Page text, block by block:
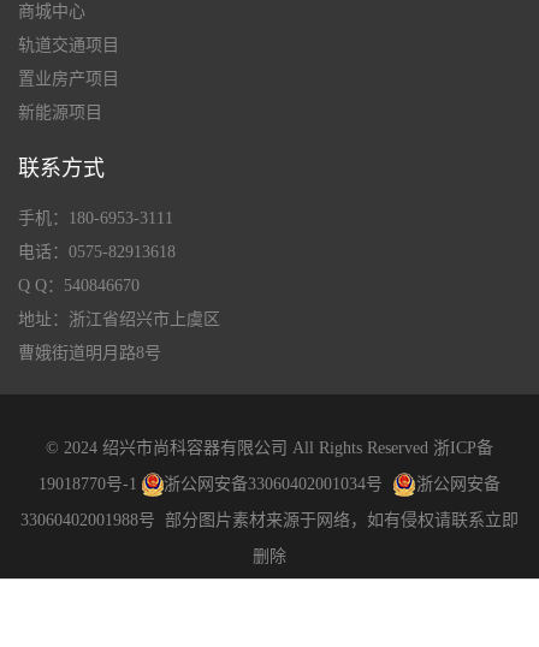
商城中心
轨道交通项目
置业房产项目
新能源项目
联系方式
手机：180-6953-3111
电话：0575-82913618
Q Q：540846670
地址：浙江省绍兴市上虞区
曹娥街道明月路8号
© 2024 绍兴市尚科容器有限公司 All Rights Reserved 浙ICP备
19018770号-1
浙公网安备33060402001034号
浙公网安备
33060402001988号 部分图片素材来源于网络，如有侵权请联系立即
删除